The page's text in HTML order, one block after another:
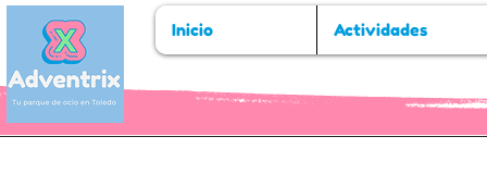
Inicio Actividades